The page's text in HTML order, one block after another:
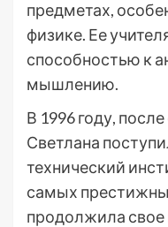
предметах,
физике. Ее
способностью к
мышлению.
В 1996 году,
Светлана
технический
самых
продолжила свое